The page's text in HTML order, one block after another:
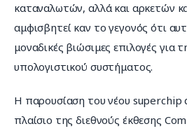
καταναλωτών, αλλά και αρκετών
αμφισβητεί καν το γεγονός ότι
μοναδικές βιώσιμες επιλογές για
υπολογιστικού συστήματος.
Η παρουσίαση του νέου
πλαίσιο της διεθνούς έκθεσης